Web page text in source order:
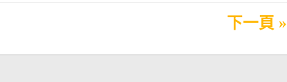
下一頁 »